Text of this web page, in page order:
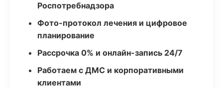
Роспотребнадзора
Фото-протокол лечения и цифровое
планирование
Рассрочка 0% и онлайн-запись 24/7
Работаем с ДМС и корпоративными
клиентами